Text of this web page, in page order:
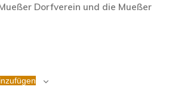
Dorfverein und die Mueßer